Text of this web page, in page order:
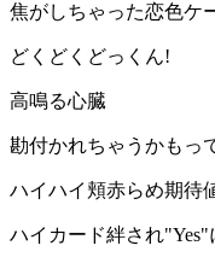
焦がしちゃった恋色ケ
どくどくどっくん!
高鳴る心臓
勘付かれちゃうかもっ
ハイハイ頬赤らめ期待
ハイカード絆され"Yes"